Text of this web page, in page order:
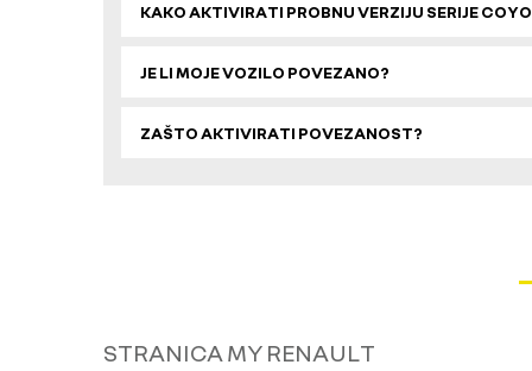
KAKO AKTIVIRATI PROBNU VERZIJU SERIJE
JE LI MOJE VOZILO POVEZANO?
ZAŠTO AKTIVIRATI POVEZANOST?
STRANICA MY RENAULT